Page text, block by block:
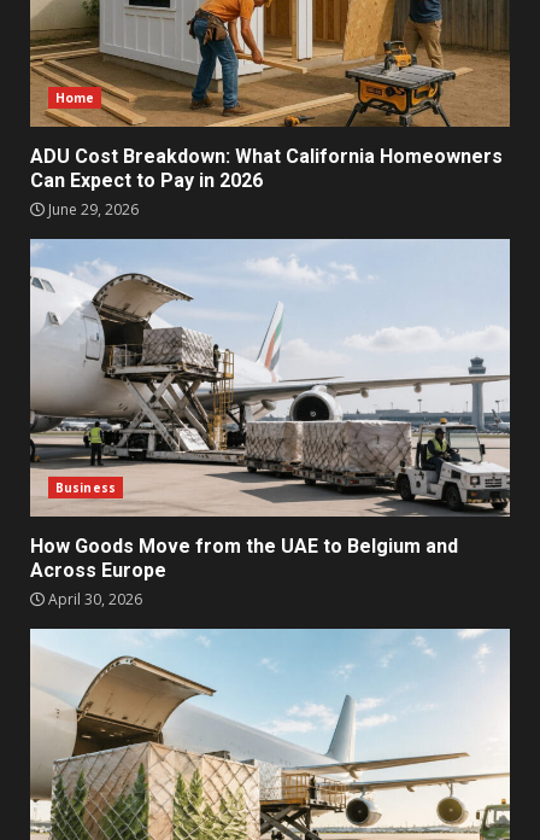
Home
ADU Cost Breakdown: What California Homeowners
Can Expect to Pay in 2026
June 29, 2026
Business
How Goods Move from the UAE to Belgium and
Across Europe
April 30, 2026